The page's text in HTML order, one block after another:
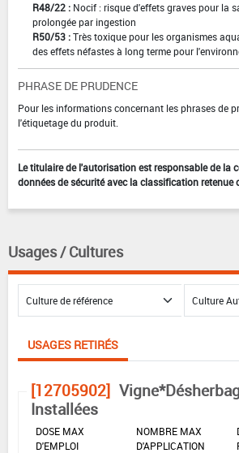
R48/22 : Nocif : risque d'effets graves pour la
prolongée par ingestion
R50/53 :Très toxique pour les organismes
des effets néfastes à long terme pour
PHRASE DE PRUDENCE
Pour les informations concernant les phrases de
l'étiquetage du produit.
Le titulaire de l'autorisation est responsable de la
données de sécurité avec la classification retenue
Usages / Cultures
USAGES RETIRÉS
[12705902]
Installées
DOSE MAX
D'EMPLOI
NOMBRE MAX
D'APPLICATION